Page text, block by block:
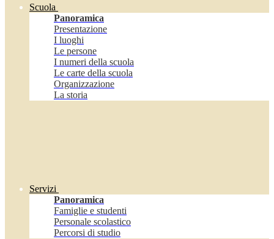
Scuola
Panoramica
Presentazione
I luoghi
Le persone
I numeri della scuola
Le carte della scuola
Organizzazione
La storia
Servizi
Panoramica
Famiglie e studenti
Personale scolastico
Percorsi di studio